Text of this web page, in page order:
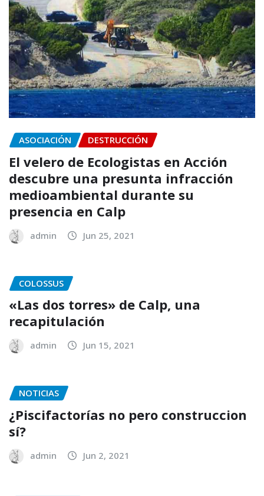
ASOCIACIÓN DESTRUCCIÓN
El velero de Ecologistas en Acción
descubre una presunta infracción
medioambiental durante su
presencia en Calp
admin Jun 25, 2021
COLOSSUS
«Las dos torres» de Calp, una
recapitulación
admin Jun 15, 2021
NOTICIAS
¿Piscifactorías no pero construccion
sí?
admin Jun 2, 2021